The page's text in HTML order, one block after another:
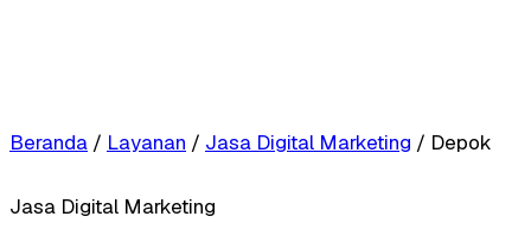
Beranda / Layanan / Jasa Digital Marketing / Depok
Jasa Digital Marketing